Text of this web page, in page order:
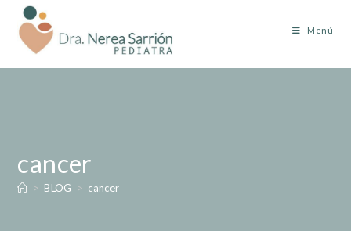
Menú
cancer
> BLOG > cancer